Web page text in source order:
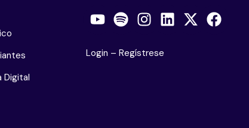
Digital
Login – Regístrese